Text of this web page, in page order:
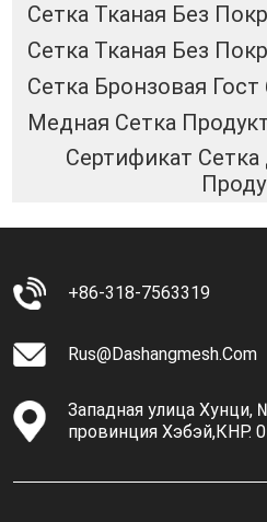
Сетка Тканая Без
Сетка Тканая Без
Сетка Бронзовая
Медная Сетка
Сертификат
+86-318-7563319
Rus@dashangmesh.com
Западная улица Хунци,
провинция Хэбэй,КНР.